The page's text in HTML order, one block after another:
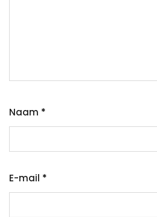
Naam *
E-mail *